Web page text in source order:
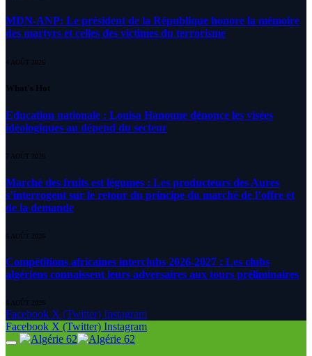
MDN-ANP: Le président de la République honore la mémoire
des martyrs et celles des victimes du terrorisme
4 AOÛT 2026
What's Hot
Education nationale : Louisa Hanoune dénonce les visées
idéologiques au dépend du secteur
7 AOÛT 2026
Marché des fruits est légumes : Les producteurs des Aures
s’interrogent sur le retour du principe du marché de l’offre et
de la demande
6 AOÛT 2026
Compétitions africaines interclubs 2026-2027 : Les clubs
algériens connaissent leurs adversaires aux tours préliminaires
6 AOÛT 2026
Facebook X (Twitter) Instagram
Facebook X (Twitter) Instagram